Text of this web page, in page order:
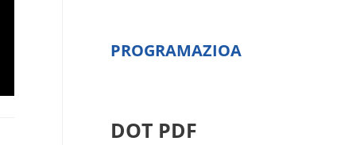
PROGRAMAZIOA
DOT PDF